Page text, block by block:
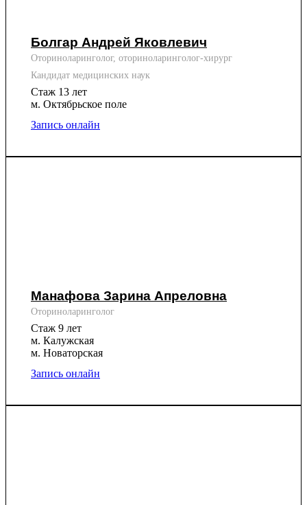
Болгар Андрей Яковлевич
Оториноларинголог, оториноларинголог-хирург
Кандидат медицинских наук
Стаж 13 лет
м. Октябрьское поле
Запись онлайн
Манафова Зарина Апреловна
Оториноларинголог
Стаж 9 лет
м. Калужская
м. Новаторская
Запись онлайн